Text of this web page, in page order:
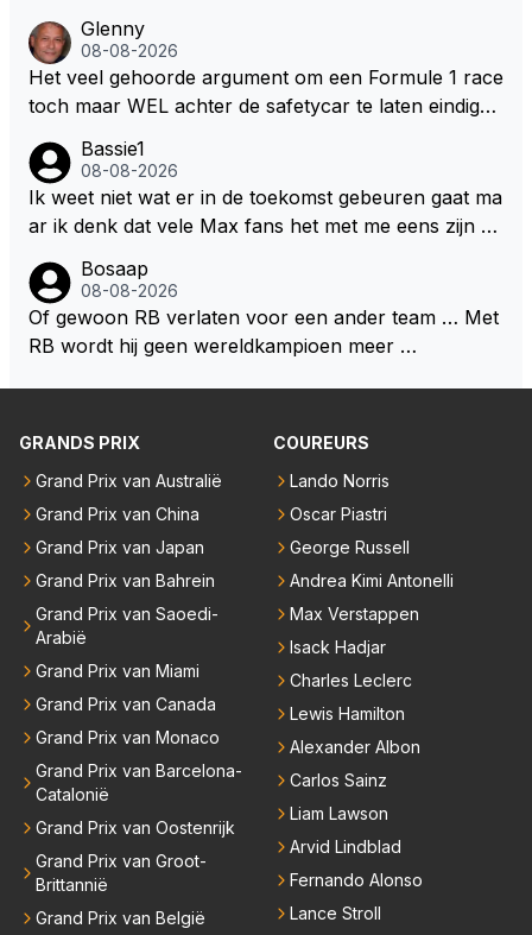
uden dan dat hij op dit moment beweerd. Dan kan hij
zijn talenten en uitzonderlijke klasse laten zien en he
eft daar enorm veel lol aan.
ert nu de spindoctor van newey geworden?? Eerlijk
gezegd snap ik de de kop én het artikel niet echt.
Glenny
08-08-2026
Het veel gehoorde argument om een Formule 1 race
toch maar WEL achter de safetycar te laten eindigen
dat men vreest voor een brandstof tekort. Kennelijk
rijden de teams met tot op de liter afgemeten peut...
Bassie1
08-08-2026
Ik weet niet wat er in de toekomst gebeuren gaat ma
ar ik denk dat vele Max fans het met me eens zijn da
zijn als Alonso samen met Max ergens in een vieren
twings uur race samen in een team zouden zitten. D
eze 2 coureurs zouden een fantastisch affiche zijn v
Bosaap
08-08-2026
Of gewoon RB verlaten voor een ander team … Met
RB wordt hij geen wereldkampioen meer …
GRANDS PRIX
Grand Prix van Australië
Grand Prix van China
Grand Prix van Japan
Grand Prix van Bahrein
Grand Prix van Saoedi-
Arabië
Grand Prix van Miami
Grand Prix van Canada
Grand Prix van Monaco
Grand Prix van Barcelona-
Catalonië
Grand Prix van Oostenrijk
Grand Prix van Groot-
Brittannië
Grand Prix van België
COUREURS
Lando Norris
Oscar Piastri
George Russell
Andrea Kimi Antonelli
Max Verstappen
Isack Hadjar
Charles Leclerc
Lewis Hamilton
Alexander Albon
Carlos Sainz
Liam Lawson
Arvid Lindblad
Fernando Alonso
Lance Stroll